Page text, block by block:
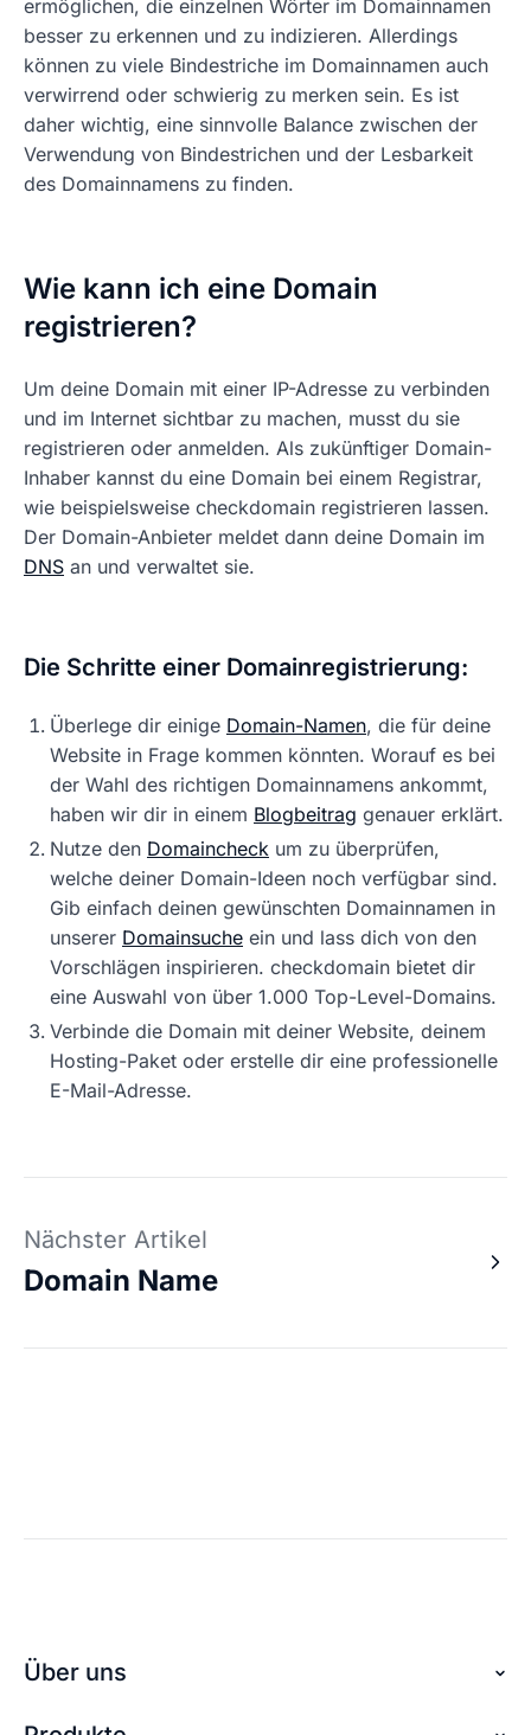
ermöglichen, die einzelnen Wörter im Domainnamen
besser zu erkennen und zu indizieren. Allerdings
können zu viele Bindestriche im Domainnamen auch
verwirrend oder schwierig zu merken sein. Es ist
daher wichtig, eine sinnvolle Balance zwischen der
Verwendung von Bindestrichen und der Lesbarkeit
des Domainnamens zu finden.
Wie kann ich eine Domain
registrieren?
Um deine Domain mit einer IP-Adresse zu verbinden
und im Internet sichtbar zu machen, musst du sie
registrieren oder anmelden. Als zukünftiger Domain-
Inhaber kannst du eine Domain bei einem Registrar,
wie beispielsweise checkdomain registrieren lassen.
Der Domain-Anbieter meldet dann deine Domain im
DNS an und verwaltet sie.
Die Schritte einer Domainregistrierung:
Überlege dir einige Domain-Namen, die für deine
Website in Frage kommen könnten. Worauf es bei
der Wahl des richtigen Domainnamens ankommt,
haben wir dir in einem Blogbeitrag genauer erklärt.
Nutze den Domaincheck um zu überprüfen,
welche deiner Domain-Ideen noch verfügbar sind.
Gib einfach deinen gewünschten Domainnamen in
unserer Domainsuche ein und lass dich von den
Vorschlägen inspirieren. checkdomain bietet dir
eine Auswahl von über 1.000 Top-Level-Domains.
Verbinde die Domain mit deiner Website, deinem
Hosting-Paket oder erstelle dir eine professionelle
E-Mail-Adresse.
Nächster Artikel
Domain Name
Über uns